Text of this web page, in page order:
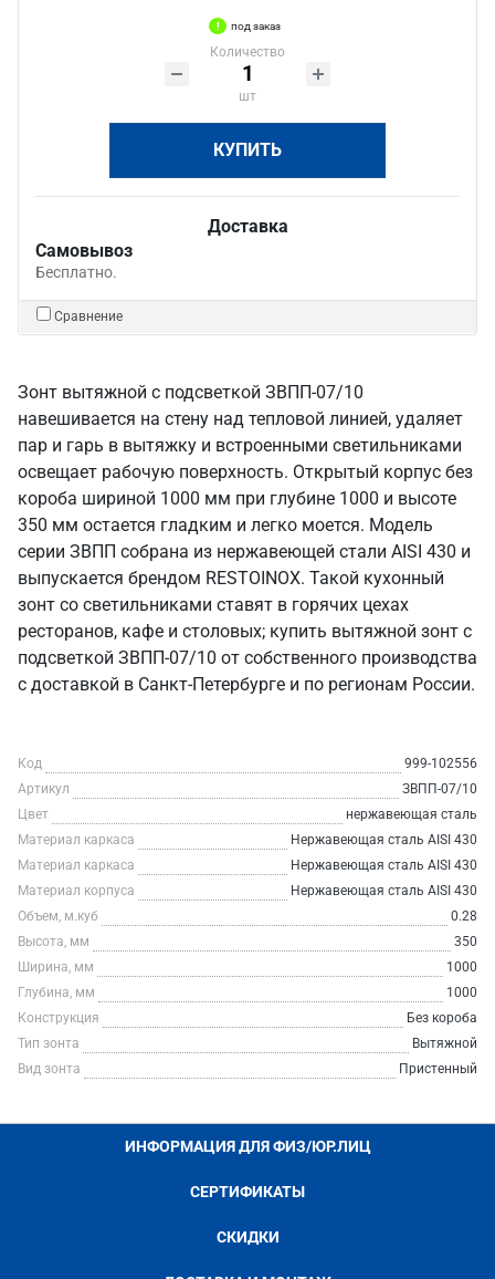
под заказ
Количество
шт
КУПИТЬ
Доставка
Самовывоз
Бесплатно.
Сравнение
Зонт вытяжной с подсветкой ЗВПП-07/10
навешивается на стену над тепловой линией, удаляет
пар и гарь в вытяжку и встроенными светильниками
освещает рабочую поверхность. Открытый корпус без
короба шириной 1000 мм при глубине 1000 и высоте
350 мм остается гладким и легко моется. Модель
серии ЗВПП собрана из нержавеющей стали AISI 430 и
выпускается брендом RESTOINOX. Такой кухонный
зонт со светильниками ставят в горячих цехах
ресторанов, кафе и столовых; купить вытяжной зонт с
подсветкой ЗВПП-07/10 от собственного производства
с доставкой в Санкт‑Петербурге и по регионам России.
Код
999-102556
Артикул
ЗВПП-07/10
Цвет
нержавеющая сталь
Материал каркаса
Нержавеющая сталь AISI 430
Материал каркаса
Нержавеющая сталь AISI 430
Материал корпуса
Нержавеющая сталь AISI 430
Объем, м.куб
0.28
Высота, мм
350
Ширина, мм
1000
Глубина, мм
1000
Конструкция
Без короба
Тип зонта
Вытяжной
Вид зонта
Пристенный
ИНФОРМАЦИЯ ДЛЯ ФИЗ/ЮР.ЛИЦ
СЕРТИФИКАТЫ
СКИДКИ